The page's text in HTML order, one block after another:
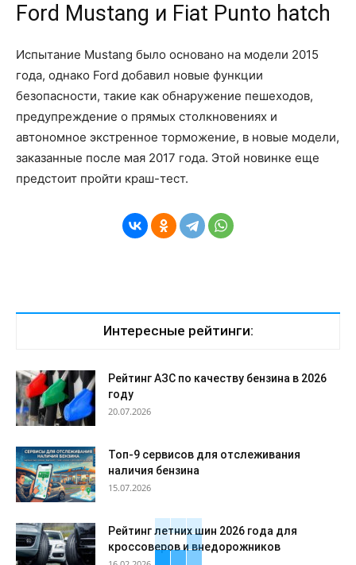
Ford Mustang и Fiat Punto hatch
Испытание Mustang было основано на модели 2015
года, однако Ford добавил новые функции
безопасности, такие как обнаружение пешеходов,
предупреждение о прямых столкновениях и
автономное экстренное торможение, в новые модели,
заказанные после мая 2017 года. Этой новинке еще
предстоит пройти краш-тест.
Интересные рейтинги:
Рейтинг АЗС по качеству бензина в 2026
году
20.07.2026
Топ-9 сервисов для отслеживания
наличия бензина
15.07.2026
Рейтинг летних шин 2026 года для
кроссоверов и внедорожников